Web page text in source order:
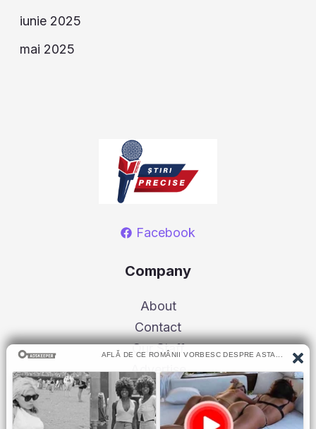
iunie 2025
mai 2025
Facebook
Company
About
Contact
Our Staff
Advertise